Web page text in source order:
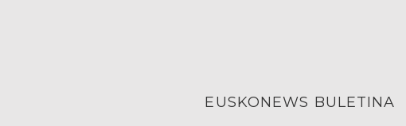
EUSKONEWS BULETINA